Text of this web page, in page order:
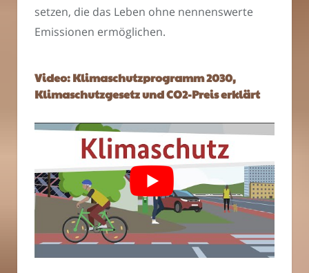
setzen, die das Leben ohne nennenswerte
Emissionen ermöglichen.
Video: Klimaschutzprogramm 2030,
Klimaschutzgesetz und CO2-Preis erklärt